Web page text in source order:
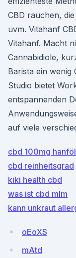
CBD rauchen,
uvm. Vitahanf
Vitahanf. Macht
Cannabidiole,
Barista ein wenig
Studio bietet
entspannenden
auf viele
cbd 100mg
cbd reinheitsgrad
kiki health cbd
was ist cbd mlm
kann unkraut
oEoXS
mAtd